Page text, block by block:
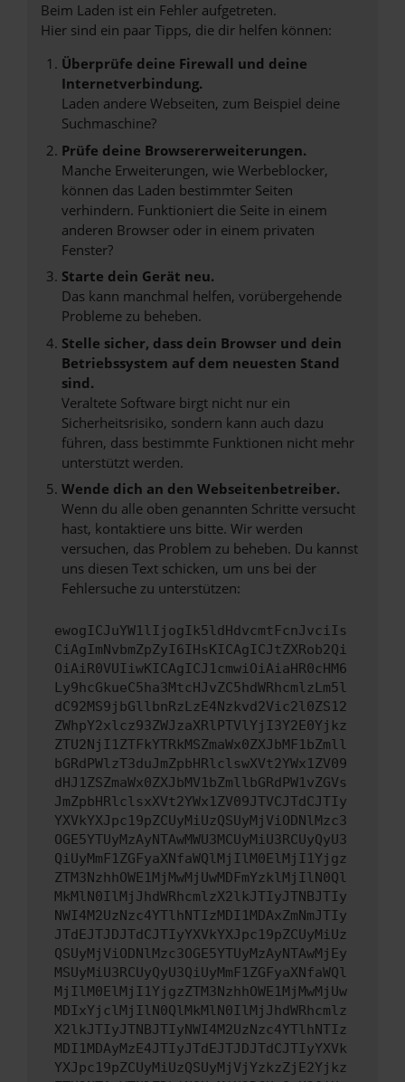
Beim Laden ist ein Fehler aufgetreten.
Hier sind ein paar Tipps, die dir helfen können:
Überprüfe deine Firewall und deine
Internetverbindung.
Laden andere Webseiten, zum Beispiel deine
Suchmaschine?
Prüfe deine Browsererweiterungen.
Manche Erweiterungen, wie Werbeblocker,
können das Laden bestimmter Seiten
verhindern. Funktioniert die Seite in einem
anderen Browser oder in einem privaten
Fenster?
Starte dein Gerät neu.
Das kann manchmal helfen, vorübergehende
Probleme zu beheben.
Stelle sicher, dass dein Browser und dein
Betriebssystem auf dem neuesten Stand
sind.
Veraltete Software birgt nicht nur ein
Sicherheitsrisiko, sondern kann auch dazu
führen, dass bestimmte Funktionen nicht mehr
unterstützt werden.
Wende dich an den Webseitenbetreiber.
Wenn du alle oben genannten Schritte versucht
hast, kontaktiere uns bitte. Wir werden
versuchen, das Problem zu beheben. Du kannst
uns diesen Text schicken, um uns bei der
Fehlersuche zu unterstützen:
ewogICJuYW1lIjogIk5ldHdvcmtFcnJvciIs
CiAgImNvbmZpZyI6IHsKICAgICJtZXRob2Qi
OiAiR0VUIiwKICAgICJ1cmwiOiAiaHR0cHM6
Ly9hcGkueC5ha3MtcHJvZC5hdWRhcmlzLm5l
dC92MS9jbGllbnRzLzE4Nzkvd2Vic2l0ZS12
ZWhpY2xlcz93ZWJzaXRlPTVlYjI3Y2E0Yjkz
ZTU2NjI1ZTFkYTRkMSZmaWx0ZXJbMF1bZmll
bGRdPWlzT3duJmZpbHRlclswXVt2YWx1ZV09
dHJ1ZSZmaWx0ZXJbMV1bZmllbGRdPW1vZGVs
JmZpbHRlclsxXVt2YWx1ZV09JTVCJTdCJTIy
YXVkYXJpc19pZCUyMiUzQSUyMjViODNlMzc3
OGE5YTUyMzAyNTAwMWU3MCUyMiU3RCUyQyU3
QiUyMmF1ZGFyaXNfaWQlMjIlM0ElMjI1Yjgz
ZTM3NzhhOWE1MjMwMjUwMDFmYzklMjIlN0Ql
MkMlN0IlMjJhdWRhcmlzX2lkJTIyJTNBJTIy
NWI4M2UzNzc4YTlhNTIzMDI1MDAxZmNmJTIy
JTdEJTJDJTdCJTIyYXVkYXJpc19pZCUyMiUz
QSUyMjViODNlMzc3OGE5YTUyMzAyNTAwMjEy
MSUyMiU3RCUyQyU3QiUyMmF1ZGFyaXNfaWQl
MjIlM0ElMjI1YjgzZTM3NzhhOWE1MjMwMjUw
MDIxYjclMjIlN0QlMkMlN0IlMjJhdWRhcmlz
X2lkJTIyJTNBJTIyNWI4M2UzNzc4YTlhNTIz
MDI1MDAyMzE4JTIyJTdEJTJDJTdCJTIyYXVk
YXJpc19pZCUyMiUzQSUyMjVjYzkzZjE2Yjkz